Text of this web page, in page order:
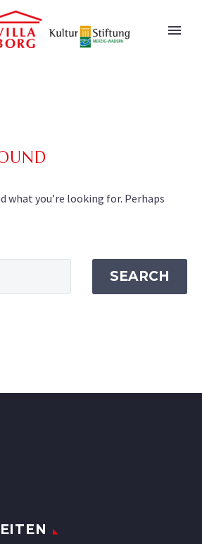
what you’re looking for. Perhaps
SEARCH